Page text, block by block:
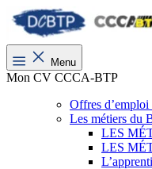
Menu
Mon CV CCCA-BTP
Offres
Les métiers du
LES
LES